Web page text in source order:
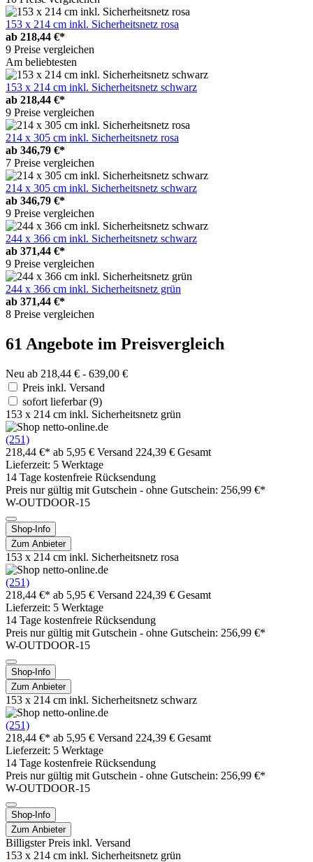
153 x 214 cm inkl. Sicherheitsnetz rosa
ab 218,44 €*
9 Preise vergleichen
Am beliebtesten
153 x 214 cm inkl. Sicherheitsnetz schwarz
ab 218,44 €*
9 Preise vergleichen
214 x 305 cm inkl. Sicherheitsnetz rosa
ab 346,79 €*
7 Preise vergleichen
214 x 305 cm inkl. Sicherheitsnetz schwarz
ab 346,79 €*
9 Preise vergleichen
244 x 366 cm inkl. Sicherheitsnetz schwarz
ab 371,44 €*
9 Preise vergleichen
244 x 366 cm inkl. Sicherheitsnetz grün
ab 371,44 €*
8 Preise vergleichen
61 Angebote im Preisvergleich
Neu ab 218,44 € - 639,00 €
Preis inkl. Versand
sofort lieferbar(9)
153 x 214 cm inkl. Sicherheitsnetz grün
(251)
218,44 €* ab 5,95 € Versand 224,39 € Gesamt
Lieferzeit: 5 Werktage
14 Tage kostenfreie Rücksendung
Preis nur gültig mit Gutschein - ohne Gutschein: 256,99 €*
W-OUTDOOR-15
Shop-Info
Zum Anbieter
153 x 214 cm inkl. Sicherheitsnetz rosa
(251)
218,44 €* ab 5,95 € Versand 224,39 € Gesamt
Lieferzeit: 5 Werktage
14 Tage kostenfreie Rücksendung
Preis nur gültig mit Gutschein - ohne Gutschein: 256,99 €*
W-OUTDOOR-15
Shop-Info
Zum Anbieter
153 x 214 cm inkl. Sicherheitsnetz schwarz
(251)
218,44 €* ab 5,95 € Versand 224,39 € Gesamt
Lieferzeit: 5 Werktage
14 Tage kostenfreie Rücksendung
Preis nur gültig mit Gutschein - ohne Gutschein: 256,99 €*
W-OUTDOOR-15
Shop-Info
Zum Anbieter
Billigster Preis inkl. Versand
153 x 214 cm inkl. Sicherheitsnetz grün